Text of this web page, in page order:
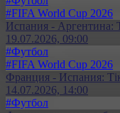
#FIFA World Cup 2026
Испания - Аргентина:
19.07.2026, 09:00
#Футбол
#FIFA World Cup 2026
Франция - Испания:
14.07.2026, 14:00
#Футбол